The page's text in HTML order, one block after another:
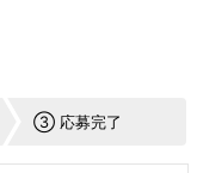
③ 応募完了